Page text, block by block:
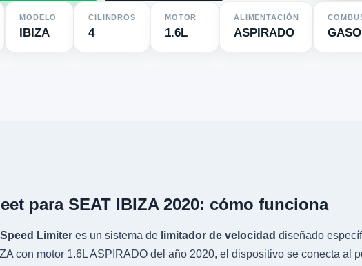
MODELO
IBIZA
CILINDROS
4
MOTOR
1.6L
ALIMENTACIÓN
ASPIRADO
para SEAT IBIZA 2020: cómo funciona
Limiter es un sistema de limitador de velocidad diseñado
con motor 1.6L ASPIRADO del año 2020, el dispositivo se conecta al